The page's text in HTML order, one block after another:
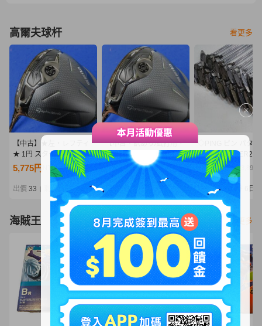
高爾夫球杆 看更多
【中古】★左・レフティ
★ 1円 スタート! テーラ
ーメイド 2025 Qi35 ドラ
イバー（10.5°）【SR】
2025 Diamana BLUE
TM50（ブルー）
5,775円 NT1,249
出價 33 剩餘
【中古・訳あり/試打用、
刻印あり】★左・レフテ
ィ★ テーラーメイド
2025 Qi35 ドライバー
（10.5°）【S】Diamana
GT60（ディアマナ）
5,775円NT1,249
出價27 剩餘 7日
◇PING ピン パター
ANSER/ANSER2/
R3/PAL2/PAL4/
まとめ 25本セット
ート バッグ付き
67Zd@160◇
18,000円NT3,895
出價27 6日
海賊王 看更多